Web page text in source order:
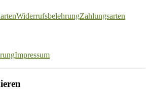
WiderrufsbelehrungZahlungsarten
Impressum